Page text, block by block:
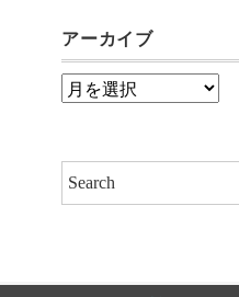
アーカイブ
ア
イ